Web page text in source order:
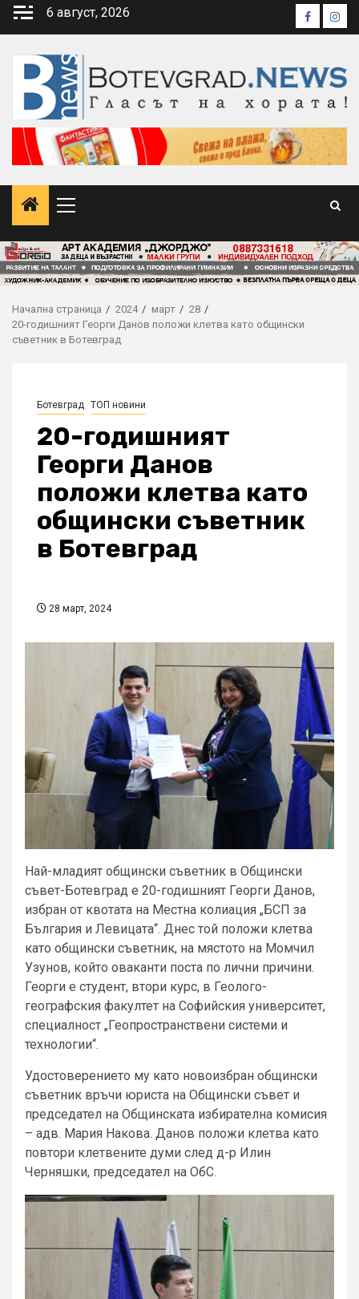
Skip
6 август, 2026 Facebook
Primary
Начална страница 2024 март
28
20-годишният Георги Данов положи клетва като общински
съветник в Ботевград
Ботевград ТОП новини
20-годишният
Георги Данов
положи клетва като
общински съветник
в Ботевград
28 март, 2024
Най-младият общински съветник в Общински
съвет-Ботевград е 20-годишният Георги Данов,
избран от квотата на Местна колиация „БСП за
България и Левицата“. Днес той положи клетва
като общински съветник, на мястото на Момчил
Узунов, който оваканти поста по лични причини.
Георги е студент, втори курс, в Геолого-
географския факултет на Софийския университет,
специалност „Геопространствени системи и
технологии“.
Удостоверението му като новоизбран общински
съветник връчи юриста на Общински съвет и
председател на Общинската избирателна комисия
– адв. Мария Накова. Данов положи клетва като
повтори клетвените думи след д-р Илин
Черняшки, председател на ОбС.